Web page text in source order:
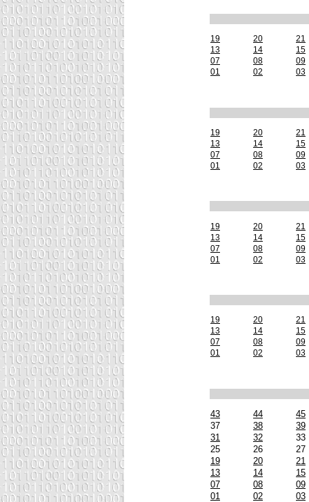
19 20
21
13
14
15
07
08
09
01
02 03
19 20
21
13
14
15
07
08
09
01
02 03
19 20
21
13
14
15
07
08
09
01
02 03
19 20
21
13
14
15
07
08
09
01
02 03
43 44
45
37
38
39
31
32
33
25
26
27
19
20
21
13
14
15
07
08
09
01
02 03